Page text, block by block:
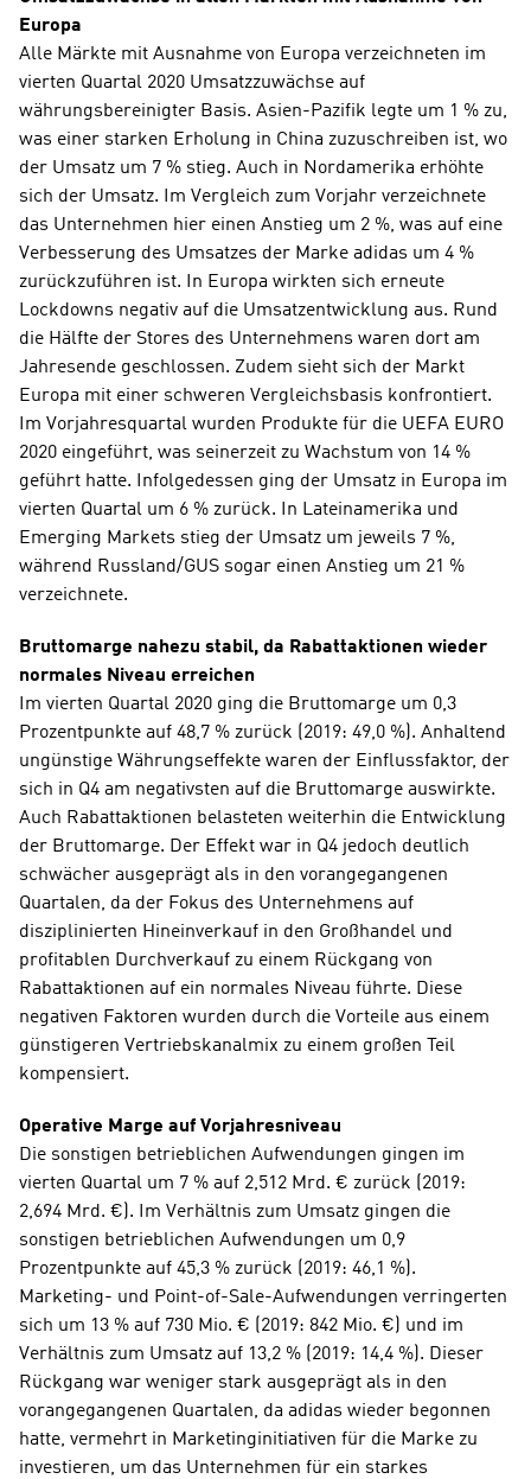
Europa
Alle Märkte mit Ausnahme von Europa verzeichneten im
vierten Quartal 2020 Umsatzzuwächse auf
währungsbereinigter Basis. Asien-Pazifik legte um 1 % zu,
was einer starken Erholung in China zuzuschreiben ist, wo
der Umsatz um 7 % stieg. Auch in Nordamerika erhöhte
sich der Umsatz. Im Vergleich zum Vorjahr verzeichnete
das Unternehmen hier einen Anstieg um 2 %, was auf eine
Verbesserung des Umsatzes der Marke adidas um 4 %
zurückzuführen ist. In Europa wirkten sich erneute
Lockdowns negativ auf die Umsatzentwicklung aus. Rund
die Hälfte der Stores des Unternehmens waren dort am
Jahresende geschlossen. Zudem sieht sich der Markt
Europa mit einer schweren Vergleichsbasis konfrontiert.
Im Vorjahresquartal wurden Produkte für die UEFA EURO
2020 eingeführt, was seinerzeit zu Wachstum von 14 %
geführt hatte. Infolgedessen ging der Umsatz in Europa im
vierten Quartal um 6 % zurück. In Lateinamerika und
Emerging Markets stieg der Umsatz um jeweils 7 %,
während Russland/GUS sogar einen Anstieg um 21 %
verzeichnete.
Bruttomarge nahezu stabil, da Rabattaktionen wieder
normales Niveau erreichen
Im vierten Quartal 2020 ging die Bruttomarge um 0,3
Prozentpunkte auf 48,7 % zurück (2019: 49,0 %). Anhaltend
ungünstige Währungseffekte waren der Einflussfaktor, der
sich in Q4 am negativsten auf die Bruttomarge auswirkte.
Auch Rabattaktionen belasteten weiterhin die Entwicklung
der Bruttomarge. Der Effekt war in Q4 jedoch deutlich
schwächer ausgeprägt als in den vorangegangenen
Quartalen, da der Fokus des Unternehmens auf
disziplinierten Hineinverkauf in den Großhandel und
profitablen Durchverkauf zu einem Rückgang von
Rabattaktionen auf ein normales Niveau führte. Diese
negativen Faktoren wurden durch die Vorteile aus einem
günstigeren Vertriebskanalmix zu einem großen Teil
kompensiert.
Operative Marge auf Vorjahresniveau
Die sonstigen betrieblichen Aufwendungen gingen im
vierten Quartal um 7 % auf 2,512 Mrd. € zurück (2019:
2,694 Mrd. €). Im Verhältnis zum Umsatz gingen die
sonstigen betrieblichen Aufwendungen um 0,9
Prozentpunkte auf 45,3 % zurück (2019: 46,1 %).
Marketing- und Point-of-Sale-Aufwendungen verringerten
sich um 13 % auf 730 Mio. € (2019: 842 Mio. €) und im
Verhältnis zum Umsatz auf 13,2 % (2019: 14,4 %). Dieser
Rückgang war weniger stark ausgeprägt als in den
vorangegangenen Quartalen, da adidas wieder begonnen
hatte, vermehrt in Marketinginitiativen für die Marke zu
investieren, um das Unternehmen für ein starkes